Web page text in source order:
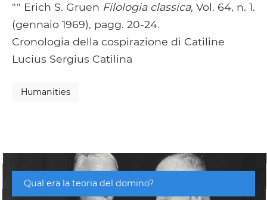
"" Erich S. Gruen Filologia classica, Vol. 64, n. 1.
(gennaio 1969), pagg. 20-24.
Cronologia della cospirazione di Catiline
Lucius Sergius Catilina
Humanities
Qual era la teoria del domino?